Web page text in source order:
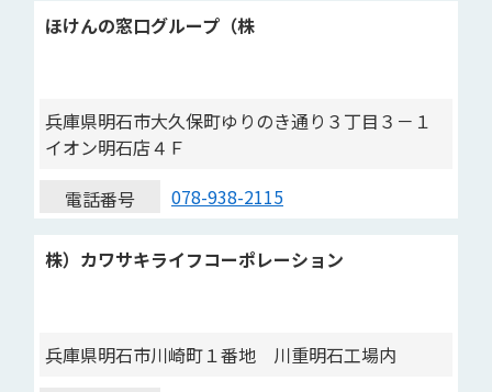
ほけんの窓口グループ（株
兵庫県明石市大久保町ゆりのき通り３丁目３－１
イオン明石店４Ｆ
電話番号
078-938-2115
株）カワサキライフコーポレーション
兵庫県明石市川崎町１番地 川重明石工場内